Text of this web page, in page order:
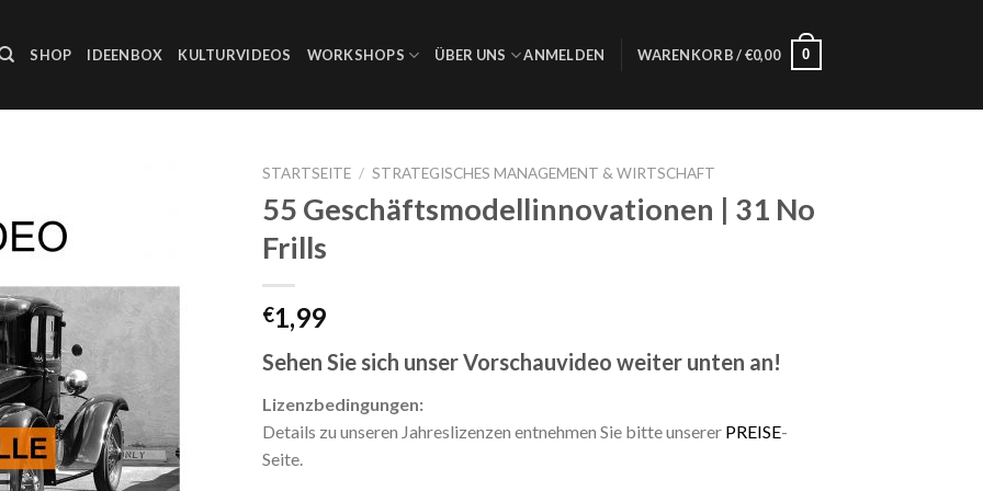
SHOP IDEENBOX KULTURVIDEOS WORKSHOPS ÜBER UNS ANMELDEN WARENKORB /€0,00 0
STARTSEITE / STRATEGISCHES MANAGEMENT & WIRTSCHAFT
55 Geschäftsmodellinnovationen | 31 No
Frills
€1,99
Sehen Sie sich unser Vorschauvideo weiter unten an!
Lizenzbedingungen:
Details zu unseren Jahreslizenzen entnehmen Sie bitte unserer PREISE-
Seite.